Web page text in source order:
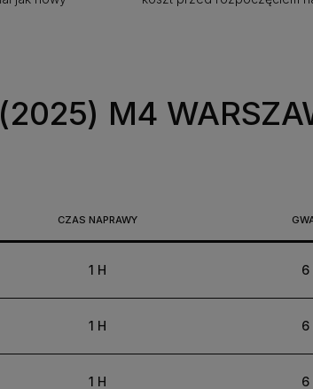
M4
CZAS NAPRAWY
1 H 6
1 H 6
1 H 6